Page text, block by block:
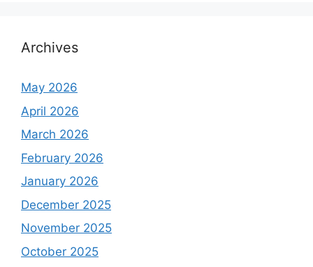
Archives
May 2026
April 2026
March 2026
February 2026
January 2026
December 2025
November 2025
October 2025